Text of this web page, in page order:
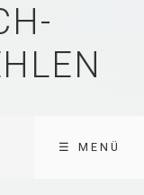
☰ MENÜ